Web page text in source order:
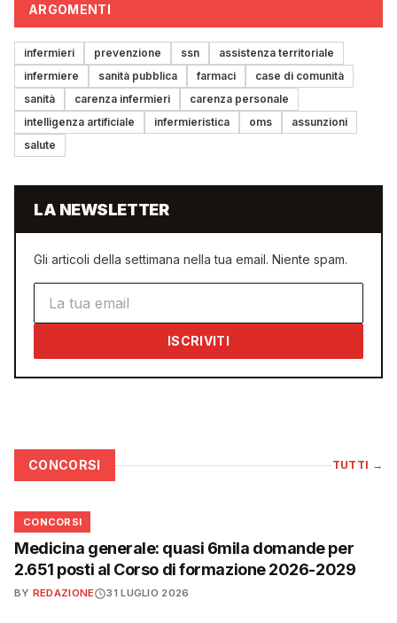
ARGOMENTI
infermieri prevenzione ssn
assistenza territoriale
infermiere
sanità pubblica farmaci
case di comunità
sanità
carenza infermieri
carenza personale
intelligenza artificiale
infermieristica oms
assunzioni
salute
LA NEWSLETTER
Gli articoli della settimana nella tua email. Niente spam.
ISCRIVITI
CONCORSI TUTTI →
📋
CONCORSI
Medicina generale: quasi 6mila domande per
2.651 posti al Corso di formazione 2026-2029
BY REDAZIONE 31 LUGLIO 2026